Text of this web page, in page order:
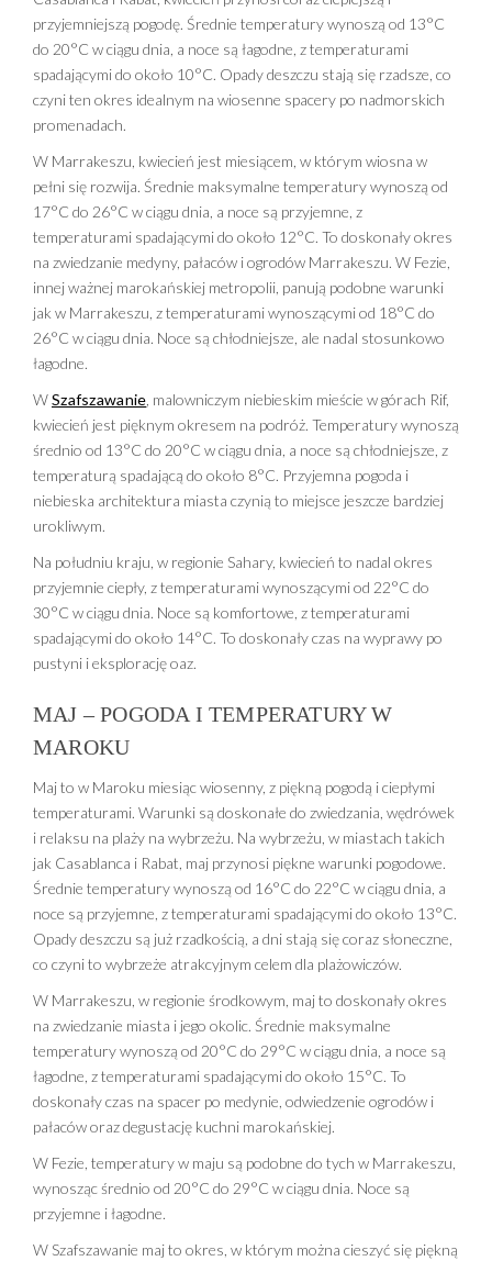
przyjemniejszą pogodę. Średnie temperatury wynoszą od 13°C
do 20°C w ciągu dnia, a noce są łagodne, z temperaturami
spadającymi do około 10°C. Opady deszczu stają się rzadsze, co
czyni ten okres idealnym na wiosenne spacery po nadmorskich
promenadach.
W Marrakeszu, kwiecień jest miesiącem, w którym wiosna w
pełni się rozwija. Średnie maksymalne temperatury wynoszą od
17°C do 26°C w ciągu dnia, a noce są przyjemne, z
temperaturami spadającymi do około 12°C. To doskonały okres
na zwiedzanie medyny, pałaców i ogrodów Marrakeszu. W Fezie,
innej ważnej marokańskiej metropolii, panują podobne warunki
jak w Marrakeszu, z temperaturami wynoszącymi od 18°C do
26°C w ciągu dnia. Noce są chłodniejsze, ale nadal stosunkowo
łagodne.
WSzafszawanie , malowniczym niebieskim mieście w górach Rif,
kwiecień jest pięknym okresem na podróż. Temperatury wynoszą
średnio od 13°C do 20°C w ciągu dnia, a noce są chłodniejsze, z
temperaturą spadającą do około 8°C. Przyjemna pogoda i
niebieska architektura miasta czynią to miejsce jeszcze bardziej
urokliwym.
Na południu kraju, w regionie Sahary, kwiecień to nadal okres
przyjemnie ciepły, z temperaturami wynoszącymi od 22°C do
30°C w ciągu dnia. Noce są komfortowe, z temperaturami
spadającymi do około 14°C. To doskonały czas na wyprawy po
pustyni i eksplorację oaz.
MAJ – POGODA I TEMPERATURY W
MAROKU
Maj to w Maroku miesiąc wiosenny, z piękną pogodą i ciepłymi
temperaturami. Warunki są doskonałe do zwiedzania, wędrówek
i relaksu na plaży na wybrzeżu. Na wybrzeżu, w miastach takich
jak Casablanca i Rabat, maj przynosi piękne warunki pogodowe.
Średnie temperatury wynoszą od 16°C do 22°C w ciągu dnia, a
noce są przyjemne, z temperaturami spadającymi do około 13°C.
Opady deszczu są już rzadkością, a dni stają się coraz słoneczne,
co czyni to wybrzeże atrakcyjnym celem dla plażowiczów.
W Marrakeszu, w regionie środkowym, maj to doskonały okres
na zwiedzanie miasta i jego okolic. Średnie maksymalne
temperatury wynoszą od 20°C do 29°C w ciągu dnia, a noce są
łagodne, z temperaturami spadającymi do około 15°C. To
doskonały czas na spacer po medynie, odwiedzenie ogrodów i
pałaców oraz degustację kuchni marokańskiej.
W Fezie, temperatury w maju są podobne do tych w Marrakeszu,
wynosząc średnio od 20°C do 29°C w ciągu dnia. Noce są
przyjemne i łagodne.
W Szafszawanie maj to okres, w którym można cieszyć się piękną